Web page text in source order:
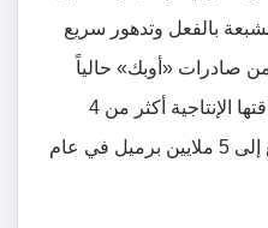
بالفعل وتدهور سريع
صادرات «أوبك» حالياً
2.059000 برميل بينما تبلغ طاقتها الإنتاجية أكثر من 4
ملايين برميل، ويُتوقّع أن ترتفع إلى 5 ملايين برميل في عام